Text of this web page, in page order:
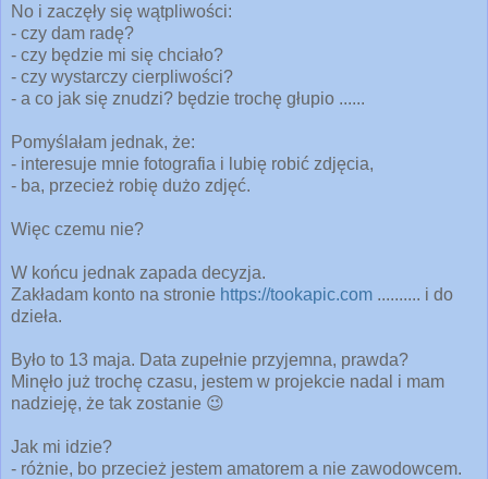
No i zaczęły się wątpliwości:
- czy dam radę?
- czy będzie mi się chciało?
- czy wystarczy cierpliwości?
- a co jak się znudzi? będzie trochę głupio ......
Pomyślałam jednak, że:
- interesuje mnie fotografia i lubię robić zdjęcia,
- ba, przecież robię dużo zdjęć.
Więc czemu nie?
W końcu jednak zapada decyzja.
Zakładam konto na stronie https://tookapic.com .......... i do
dzieła.
Było to 13 maja. Data zupełnie przyjemna, prawda?
Minęło już trochę czasu, jestem w projekcie nadal i mam
nadzieję, że tak zostanie 😉
Jak mi idzie?
- różnie, bo przecież jestem amatorem a nie zawodowcem.